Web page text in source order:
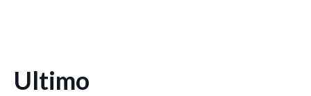
Ultimo